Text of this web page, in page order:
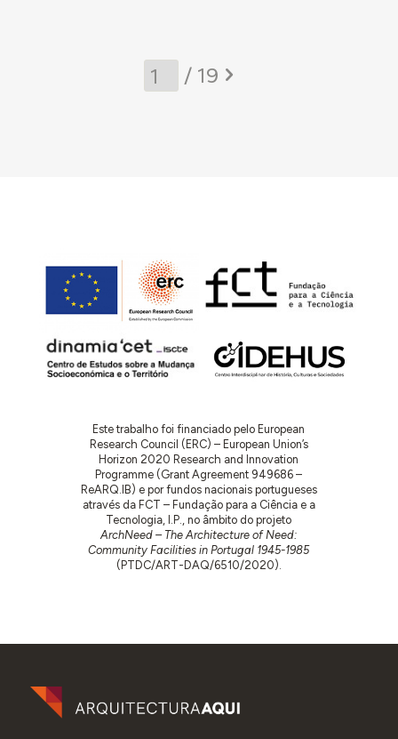
/ 19
Este trabalho foi financiado pelo European
Research Council (ERC) – European Union’s
Horizon 2020 Research and Innovation
Programme (Grant Agreement 949686 –
ReARQ.IB) e por fundos nacionais portugueses
através da FCT – Fundação para a Ciência e a
Tecnologia, I.P., no âmbito do projeto
ArchNeed – The Architecture of Need:
Community Facilities in Portugal 1945-1985
(PTDC/ART-DAQ/6510/2020).